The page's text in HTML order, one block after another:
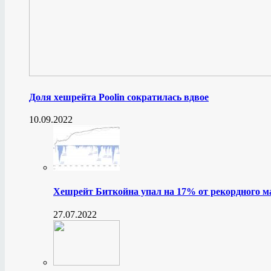
Доля хешрейта Poolin сократилась вдвое
10.09.2022
Хешрейт Биткойна упал на 17% от рекордного
27.07.2022